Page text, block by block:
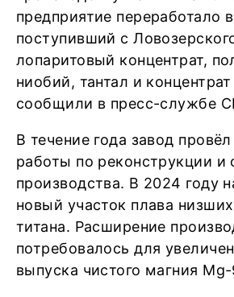
предприятие переработало
поступивший с
лопаритовый концентрат,
ниобий, тантал и
сообщили в пресс-службе
В течение года завод
работы по реконструкции и
производства. В 2024 году
новый участок плава
титана. Расширение
потребовалось для
выпуска чистого магния